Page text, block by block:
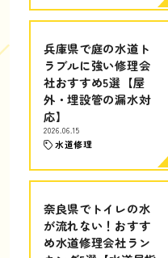
兵庫県で庭の水道ト
ラブルに強い修理会
社おすすめ5選【屋
外・埋設管の漏水対
応】
2026.06.15
水道修理
奈良県でトイレの水
が流れない！おすす
め水道修理会社ラン